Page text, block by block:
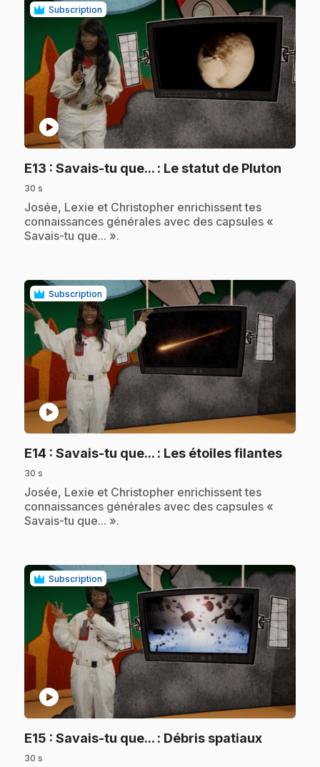
Subscription
play_circle
E13 : Savais-tu que... : Le statut de Pluton
30 s
.Josée, Lexie et Christopher enrichissent tes
connaissances générales avec des capsules «
Savais-tu que... ».
Subscription
play_circle
E14 : Savais-tu que... : Les étoiles filantes.
30 s
.Josée, Lexie et Christopher enrichissent tes
connaissances générales avec des capsules «
Savais-tu que... ».
Subscription
play_circle
E15 : Savais-tu que... : Débris spatiaux.
30 s